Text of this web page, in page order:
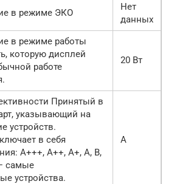
в режиме ЭКО
Нет
данных
в режиме работы
которую дисплей
работе
20 Вт
Принятый в
указывающий на
устройств.
в себя
A+++, A++, A+, A, B,
самые
устройства.
A